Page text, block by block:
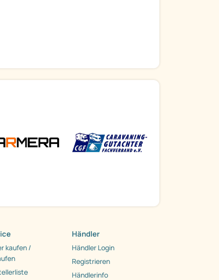
kaufen /
Händler
Händler Login
Registrieren
Händlerinfo